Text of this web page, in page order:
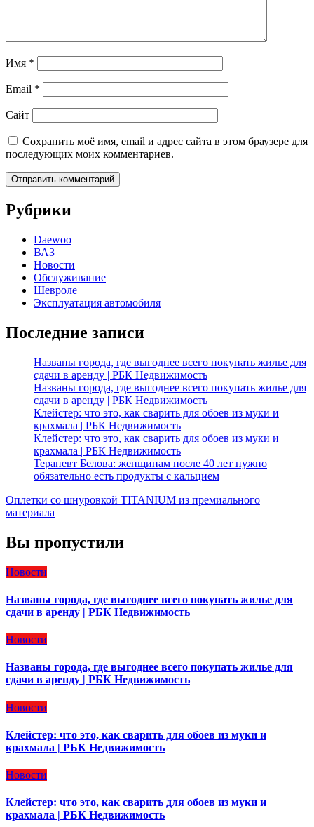
Имя *
Email *
Сайт
Сохранить моё имя, email и адрес сайта в этом браузере для
последующих моих комментариев.
Рубрики
Daewoo
ВАЗ
Новости
Обслуживание
Шевроле
Эксплуатация автомобиля
Последние записи
Названы города, где выгоднее всего покупать жилье для
сдачи в аренду | РБК Недвижимость
Названы города, где выгоднее всего покупать жилье для
сдачи в аренду | РБК Недвижимость
Клейстер: что это, как сварить для обоев из муки и
крахмала | РБК Недвижимость
Клейстер: что это, как сварить для обоев из муки и
крахмала | РБК Недвижимость
Терапевт Белова: женщинам после 40 лет нужно
обязательно есть продукты с кальцием
Оплетки со шнуровкой TITANIUM из премиального
материала
Вы пропустили
Новости
Названы города, где выгоднее всего покупать жилье для
сдачи в аренду | РБК Недвижимость
Новости
Названы города, где выгоднее всего покупать жилье для
сдачи в аренду | РБК Недвижимость
Новости
Клейстер: что это, как сварить для обоев из муки и
крахмала | РБК Недвижимость
Новости
Клейстер: что это, как сварить для обоев из муки и
крахмала | РБК Недвижимость